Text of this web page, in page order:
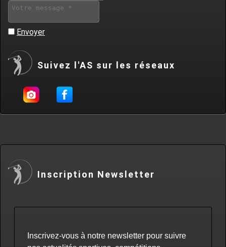
Envoyer
Suivez l'AS sur les réseaux
Inscription Newsletter
Inscrivez-vous à notre newsletter pour suivre